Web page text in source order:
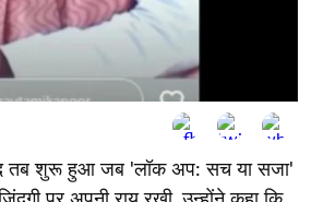
तब शुरू हुआ जब 'लॉक अप: सच या सजा'